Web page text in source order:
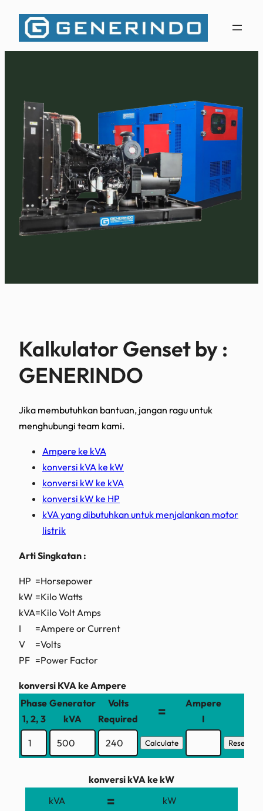
Lewati
konten
Kalkulator Genset by :
GENERINDO
Jika membutuhkan bantuan, jangan ragu untuk
menghubungi team kami.
Ampere ke kVA
konversi kVA ke kW
konversi kW ke kVA
konversi kW ke HP
kVA yang dibutuhkan untuk menjalankan motor
listrik
Arti Singkatan :
HP =Horsepower
kW =Kilo Watts
kVA=Kilo Volt Amps
I
=Ampere or Current
V
=Volts
PF =Power Factor
konversi KVA ke Ampere
Phase
1, 2, 3
Generator
kVA
Volts
Required
=
Ampere
I
konversi kVA ke kW
kVA
= kW